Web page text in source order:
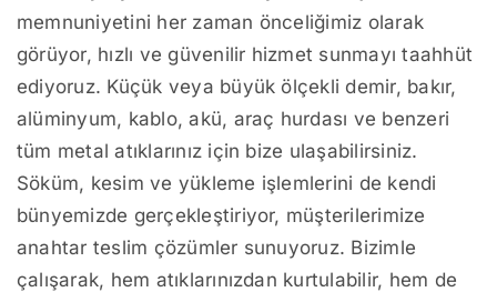
memnuniyetini her zaman önceliğimiz olarak
görüyor, hızlı ve güvenilir hizmet sunmayı taahhüt
ediyoruz. Küçük veya büyük ölçekli demir, bakır,
alüminyum, kablo, akü, araç hurdası ve benzeri
tüm metal atıklarınız için bize ulaşabilirsiniz.
Söküm, kesim ve yükleme işlemlerini de kendi
bünyemizde gerçekleştiriyor, müşterilerimize
anahtar teslim çözümler sunuyoruz. Bizimle
çalışarak, hem atıklarınızdan kurtulabilir, hem de